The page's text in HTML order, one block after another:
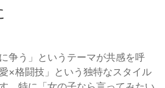
争う」というテーマが共感を呼
×格闘技」という独特なスタイル